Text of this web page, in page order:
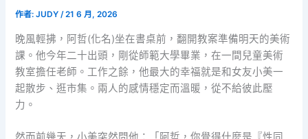
作者:JUDY/21 6 月, 2026
晚風輕拂，阿哲(化名)坐在書桌前，翻開教案準備明天的美術
課。他今年二十出頭，剛從師範大學畢業，在一間兒童美術
教室擔任老師。工作之餘，他最大的幸福就是和女友小美一
起散步、逛市集。兩人的感情穩定而溫暖，從不給彼此壓
力。